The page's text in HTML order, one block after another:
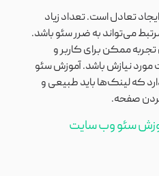
تعادل است. تعداد زیاد
می‌تواند به ضرر سئو باشد.
ممکن برای کاربر و
مورد نیازش باشد. آموزش سئو
که لینک‌ها باید طبیعی و
صفحه.
سئو وب سایت